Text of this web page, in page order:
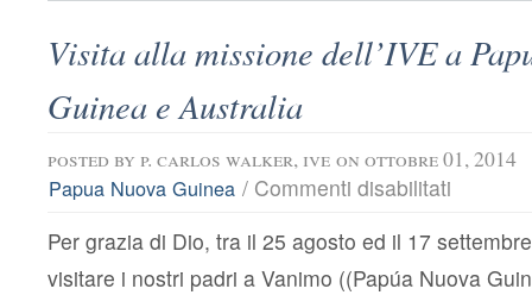
Visita alla missione dell’IVE a
Guinea e Australia
posted by p. carlos walker, ive on ottobre 01, 2014
Papua Nuova Guinea / Commenti disabilitati
missione
a
Per grazia di Dio, tra il 25 agosto ed il 17
visitare i nostri padri a Vanimo ((Papúa Nuova